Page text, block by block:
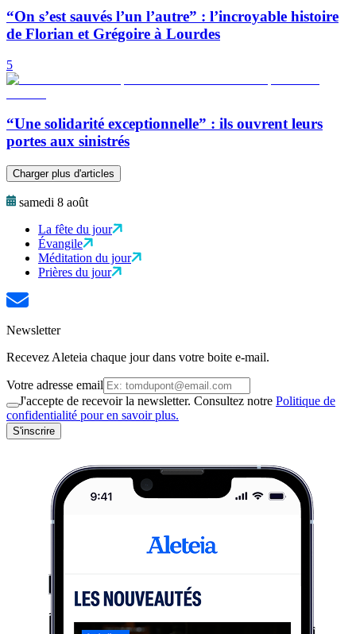
“On s’est sauvés l’un l’autre” : l’incroyable histoire
de Florian et Grégoire à Lourdes
5
“Une solidarité exceptionnelle” : ils ouvrent leurs
portes aux sinistrés
Charger plus d'articles
samedi 8 août
La fête du jour
Évangile
Méditation du jour
Prières du jour
Newsletter
Recevez Aleteia chaque jour dans votre boite e-mail.
Votre adresse email
J'accepte de recevoir la newsletter. Consultez notre Politique de
confidentialité pour en savoir plus.
S'inscrire